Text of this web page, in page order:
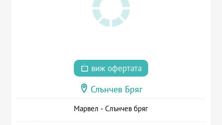
виж офертата
Слънчев Бряг
Марвел - Слънчев бряг